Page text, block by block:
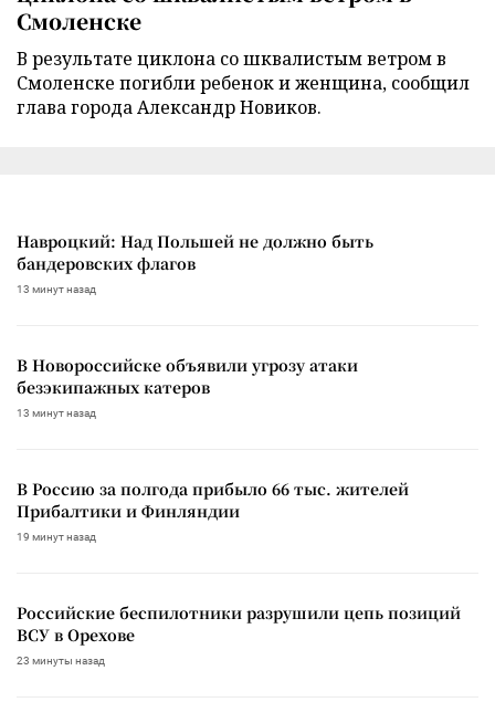
Смоленске
В результате циклона со шквалистым ветром в
Смоленске погибли ребенок и женщина, сообщил
глава города Александр Новиков.
Навроцкий: Над Польшей не должно быть
бандеровских флагов
13 минут назад
В Новороссийске объявили угрозу атаки
безэкипажных катеров
13 минут назад
В Россию за полгода прибыло 66 тыс. жителей
Прибалтики и Финляндии
19 минут назад
Российские беспилотники разрушили цепь позиций
ВСУ в Орехове
23 минуты назад